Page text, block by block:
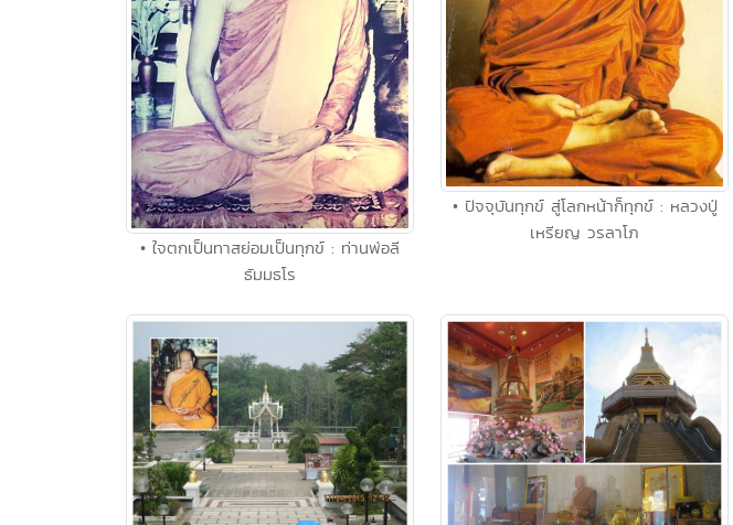
• ใจตกเป็นทาสย่อมเป็นทุกข์ : ท่านพ่อลี
ธัมมธโร
• ปัจจุบันทุกข์ สู่โลกหน้าก็ทุกข์ : หลวงปู่
เหรียญ วรลาโภ